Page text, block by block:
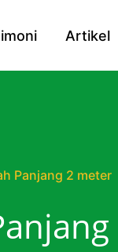
Artikel
Panjang 2 meter